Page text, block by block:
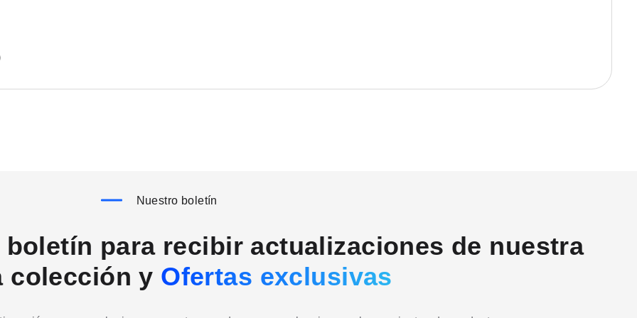
Nuestro boletín
para recibir actualizaciones de nuestra
colección y Ofertas exclusivas